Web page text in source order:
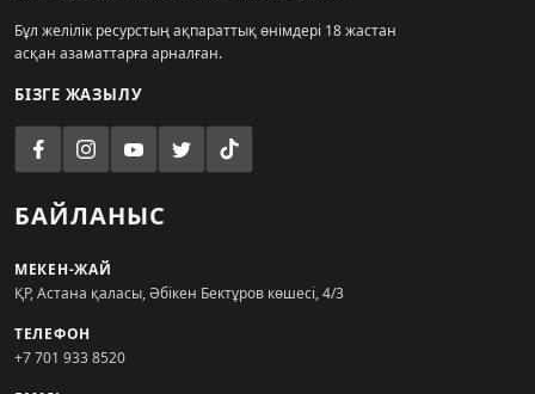
Бұл желілік ресурстың ақпараттық өнімдері 18 жастан
асқан азаматтарға арналған.
БІЗГЕ ЖАЗЫЛУ
БАЙЛАНЫС
МЕКЕН-ЖАЙ
ҚР, Астана қаласы, Әбікен Бектұров көшесі, 4/3
ТЕЛЕФОН
+7 701 933 8520